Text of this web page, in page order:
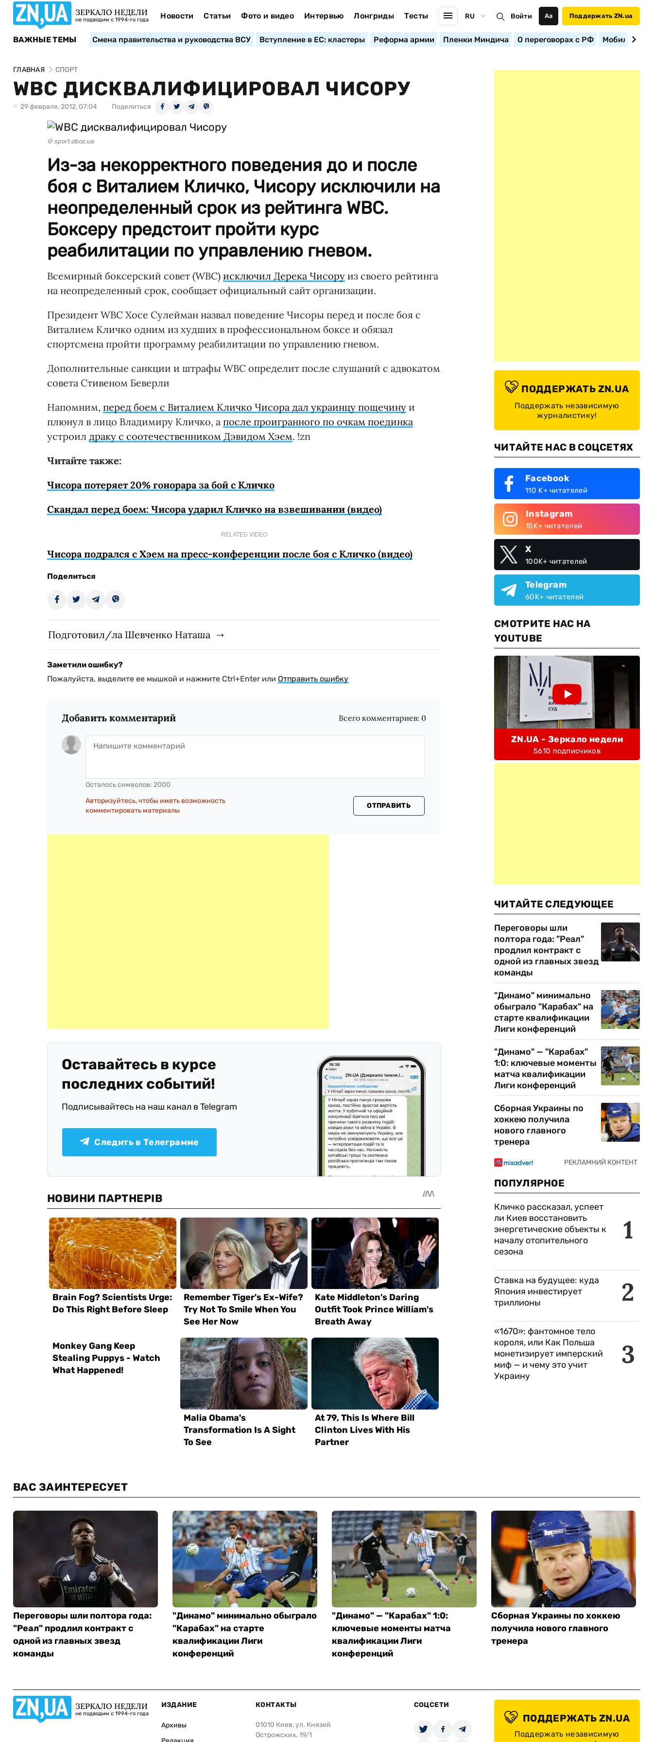
ЗЕРКАЛО НЕДЕЛИ
не подводим с 1994-го года Новости Статьи Фото и видео Интервью Лонгриды Тесты RU Войти Аа Поддержать ZN.ua
ВАЖНЫЕ ТЕМЫ Смена правительства и руководства ВСУ Вступление в ЕС: кластеры Реформа армии Пленки Миндича О переговорах с РФ
ГЛАВНАЯ СПОРТ
WBC ДИСКВАЛИФИЦИРОВАЛ ЧИСОРУ
29 февраля, 2012, 07:04 Поделиться
© sport.oboz.ua
Из-за некорректного поведения до и после
боя с Виталием Кличко, Чисору исключили на
неопределенный срок из рейтинга WBC.
Боксеру предстоит пройти курс
реабилитации по управлению гневом.
Всемирный боксерский совет (WBC) исключил Дерека Чисору из своего рейтинга
на неопределенный срок, сообщает официальный сайт организации.
Президент WBC Хосе Сулейман назвал поведение Чисоры перед и после боя с
Виталием Кличко одним из худших в профессиональном боксе и обязал
спортсмена пройти программу реабилитации по управлению гневом.
Дополнительные санкции и штрафы WBC определит после слушаний с адвокатом
совета Стивеном Беверли
Напомним, перед боем с Виталием Кличко Чисора дал украинцу пощечину и
плюнул в лицо Владимиру Кличко, а после проигранного по очкам поединка
устроил драку с соотечественником Дэвидом Хэем. !zn
Читайте также:
Чисора потеряет 20% гонорара за бой с Кличко
Скандал перед боем: Чисора ударил Кличко на взвешивании (видео)
RELATED VIDEO
Чисора подрался с Хэем на пресс-конференции после боя с Кличко (видео)
Поделиться
Подготовил/ла Шевченко Наташа
Заметили ошибку?
Пожалуйста, выделите ее мышкой и нажмите Ctrl+Enter или Отправить ошибку
Добавить комментарий Всего комментариев: 0
Осталось символов: 2000
Авторизуйтесь, чтобы иметь возможность
комментировать материалы
ОТПРАВИТЬ
Оставайтесь в курсе
последних событий!
Подписывайтесь на наш канал в Telegram
Следить в Телеграмме
ПОДДЕРЖАТЬ ZN.UA
Поддержать независимую
журналистику!
ЧИТАЙТЕ НАС В СОЦСЕТЯХ
Facebook
110 K+ читателей
Instagram
15K+ читателей
X
100K+ читателей
Telegram
60K+ читателей
СМОТРИТЕ НАС НА
YOUTUBE
ZN.UA - Зеркало недели
5610 подписчиков
ЧИТАЙТЕ СЛЕДУЮЩЕЕ
Переговоры шли
полтора года: "Реал"
продлил контракт с
одной из главных звезд
команды
"Динамо" минимально
обыграло "Карабах" на
старте квалификации
Лиги конференций
"Динамо" — "Карабах"
1:0: ключевые моменты
матча квалификации
Лиги конференций
Сборная Украины по
хоккею получила
нового главного
тренера
ПОПУЛЯРНОЕ
1
Кличко рассказал, успеет
ли Киев восстановить
энергетические объекты к
началу отопительного
сезона
2
Ставка на будущее: куда
Япония инвестирует
триллионы
3
«1670»: фантомное тело
короля, или Как Польша
монетизирует имперский
миф — и чему это учит
Украину
ВАС ЗАИНТЕРЕСУЕТ
Переговоры шли полтора года:
"Реал" продлил контракт с
одной из главных звезд
команды
"Динамо" минимально обыграло
"Карабах" на старте
квалификации Лиги
конференций
"Динамо" — "Карабах" 1:0:
ключевые моменты матча
квалификации Лиги
конференций
Сборная Украины по хоккею
получила нового главного
тренера
ЗЕРКАЛО НЕДЕЛИ
не подводим с 1994-го года
ИЗДАНИЕ
Архивы
КОНТАКТЫ
01010 Киев, ул. Князей
Острожских, 19/1
СОЦСЕТИ
ПОДДЕРЖАТЬ ZN.UA
Поддержать независимую